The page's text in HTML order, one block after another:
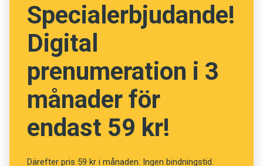
NÄSTA FRÅGA
Specialerbjudande!
Digital
prenumeration i 3
månader för
endast 59 kr!
Därefter pris 59 kr i månaden. Ingen bindningstid.